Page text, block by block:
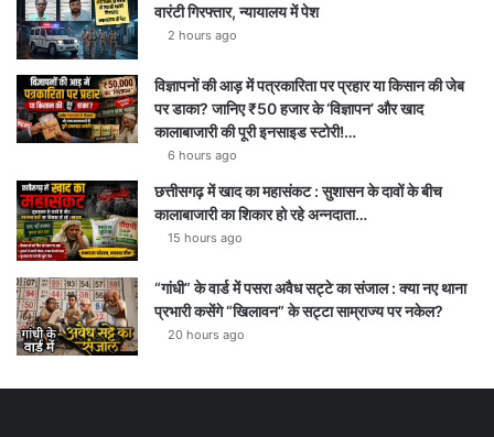
वारंटी गिरफ्तार, न्यायालय में पेश
2 hours ago
विज्ञापनों की आड़ में पत्रकारिता पर प्रहार या किसान की जेब
पर डाका? जानिए ₹50 हजार के ‘विज्ञापन’ और खाद
कालाबाजारी की पूरी इनसाइड स्टोरी!…
6 hours ago
छत्तीसगढ़ में खाद का महासंकट : सुशासन के दावों के बीच
कालाबाजारी का शिकार हो रहे अन्नदाता…
15 hours ago
“गांधी” के वार्ड में पसरा अवैध सट्टे का संजाल : क्या नए थाना
प्रभारी कसेंगे “खिलावन” के सट्टा साम्राज्य पर नकेल?
20 hours ago